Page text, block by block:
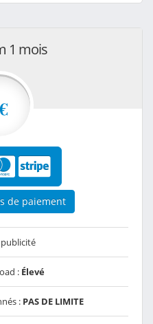
1 mois
de paiement
: Élevé
: PAS DE LIMITE